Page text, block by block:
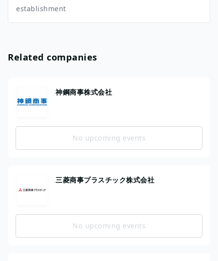
establishment
Related companies
神鋼商事株式会社
No upcoming events
三菱商事プラスチック株式会社
No upcoming events